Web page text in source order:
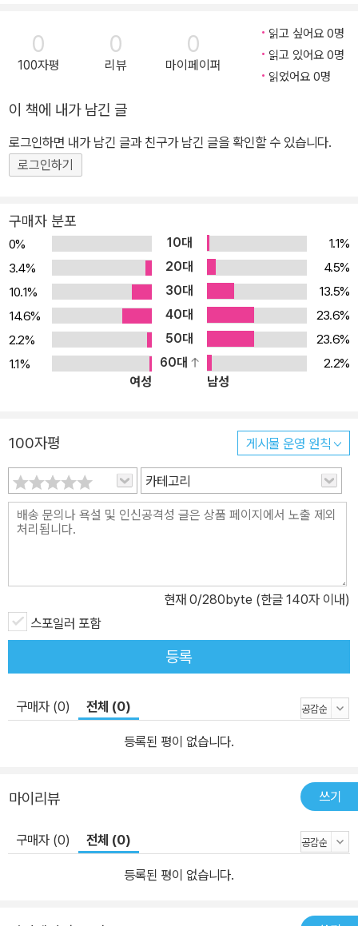
0
100자평
0
리뷰
0
마이페이퍼
읽고 싶어요 0명
읽고 있어요 0명
읽었어요 0명
이 책에 내가 남긴 글
로그인하면 내가 남긴 글과 친구가 남긴 글을 확인할 수 있습니다.
로그인하기
구매자 분포
0% 10대
1.1%
3.4%
20대
4.5%
10.1%
30대
13.5%
14.6%
40대
23.6%
2.2%
50대
23.6%
1.1%
60대
2.2%
여성
남성
100자평 게시물 운영 원칙
카테고리
현재 0/280byte (한글 140자 이내)
스포일러 포함
등록
구매자 (0) 전체 (0)
등록된 평이 없습니다.
마이리뷰 쓰기
구매자 (0) 전체 (0)
등록된 평이 없습니다.